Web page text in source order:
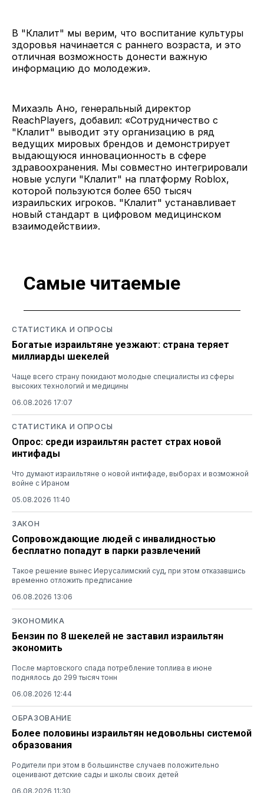
В "Клалит" мы верим, что воспитание культуры
здоровья начинается с раннего возраста, и это
отличная возможность донести важную
информацию до молодежи».
Михаэль Ано, генеральный директор
ReachPlayers, добавил: «Сотрудничество с
"Клалит" выводит эту организацию в ряд
ведущих мировых брендов и демонстрирует
выдающуюся инновационность в сфере
здравоохранения. Мы совместно интегрировали
новые услуги "Клалит" на платформу Roblox,
которой пользуются более 650 тысяч
израильских игроков. "Клалит" устанавливает
новый стандарт в цифровом медицинском
взаимодействии».
Самые читаемые
СТАТИСТИКА И ОПРОСЫ
Богатые израильтяне уезжают: страна теряет
миллиарды шекелей
Чаще всего страну покидают молодые специалисты из сферы
высоких технологий и медицины
06.08.2026 17:07
СТАТИСТИКА И ОПРОСЫ
Опрос: среди израильтян растет страх новой
интифады
Что думают израильтяне о новой интифаде, выборах и возможной
войне с Ираном
05.08.2026 11:40
ЗАКОН
Сопровождающие людей с инвалидностью
бесплатно попадут в парки развлечений
Такое решение вынес Иерусалимский суд, при этом отказавшись
временно отложить предписание
06.08.2026 13:06
ЭКОНОМИКА
Бензин по 8 шекелей не заставил израильтян
экономить
После мартовского спада потребление топлива в июне
поднялось до 299 тысяч тонн
06.08.2026 12:44
ОБРАЗОВАНИЕ
Более половины израильтян недовольны системой
образования
Родители при этом в большинстве случаев положительно
оценивают детские сады и школы своих детей
06.08.2026 11:30